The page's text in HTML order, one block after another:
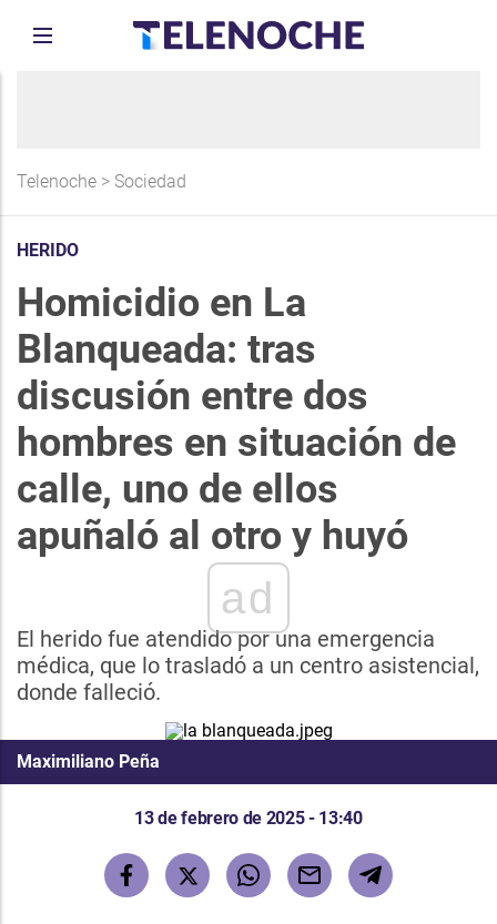
Telenoche > Sociedad
HERIDO
Homicidio en La
Blanqueada: tras
discusión entre dos
hombres en situación de
calle, uno de ellos
apuñaló al otro y huyó
ad
El herido fue atendido por una emergencia
médica, que lo trasladó a un centro asistencial,
donde falleció.
Maximiliano Peña
13 de febrero de 2025 - 13:40